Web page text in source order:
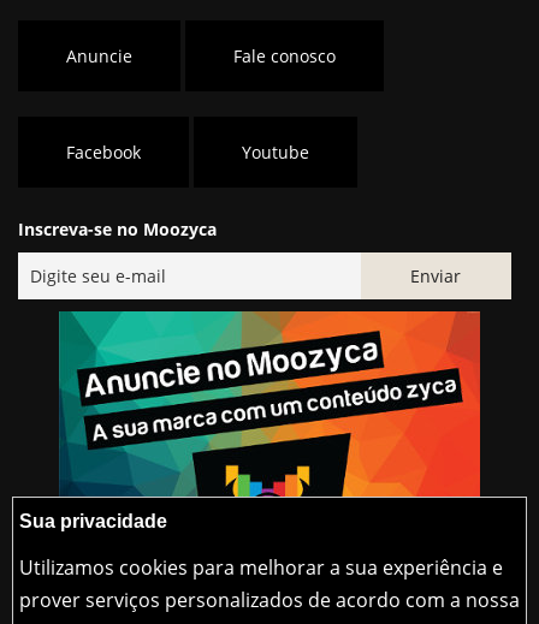
Anuncie Fale conosco
Facebook Youtube
Inscreva-se no Moozyca
Sua privacidade
Utilizamos cookies para melhorar a sua experiência e
prover serviços personalizados de acordo com a nossa